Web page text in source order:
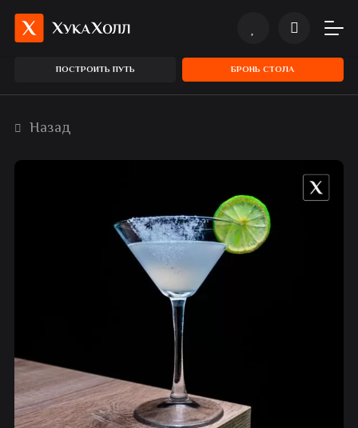
ПОСТРОИТЬ ПУТЬ БРОНЬ СТОЛА
Назад